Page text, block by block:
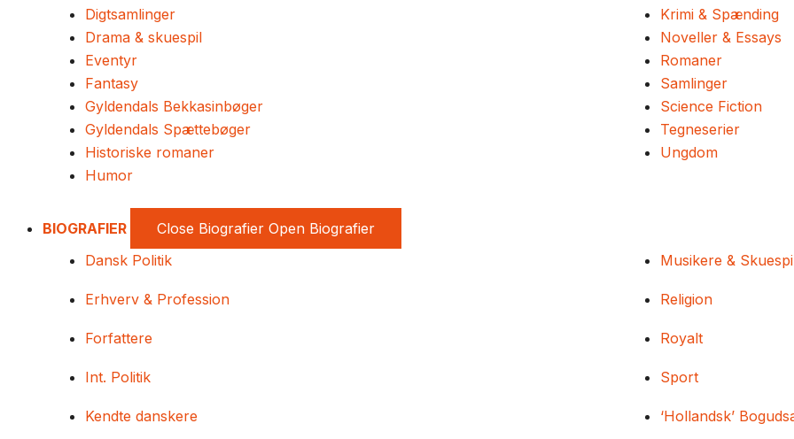
Digtsamlinger
Drama & skuespil
Eventyr
Fantasy
Gyldendals Bekkasinbøger
Gyldendals Spættebøger
Historiske romaner
Humor
Krimi & Spænding
Noveller & Essays
Romaner
Samlinger
Science Fiction
Tegneserier
Ungdom
BIOGRAFIER Close Biografier Open Biografier
Dansk Politik
Erhverv & Profession
Forfattere
Int. Politik
Kendte danskere
Musikere &
Religion
Royalt
Sport
‘Hollandsk’